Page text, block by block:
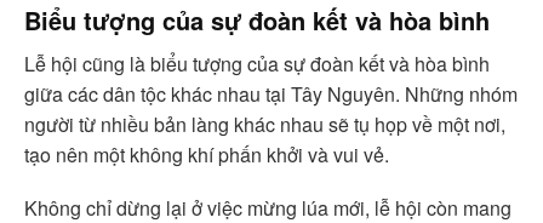
Biểu tượng của sự đoàn kết và hòa bình
Lễ hội cũng là biểu tượng của sự đoàn kết và hòa bình
giữa các dân tộc khác nhau tại Tây Nguyên. Những nhóm
người từ nhiều bản làng khác nhau sẽ tụ họp về một nơi,
tạo nên một không khí phấn khởi và vui vẻ.
Không chỉ dừng lại ở việc mừng lúa mới, lễ hội còn mang